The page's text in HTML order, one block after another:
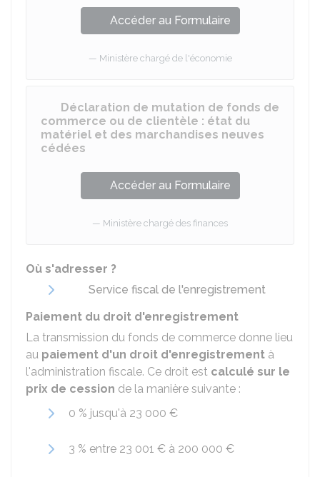
Accéder au Formulaire
Ministère chargé de l'économie
Déclaration de mutation de fonds de
commerce ou de clientèle : état du
matériel et des marchandises neuves
cédées
Accéder au Formulaire
Ministère chargé des finances
Où s'adresser ?
Service fiscal de l'enregistrement
Paiement du droit d'enregistrement
La transmission du fonds de commerce donne lieu
au paiement d'un droit d'enregistrement à
l'administration fiscale. Ce droit est calculé sur le
prix de cession de la manière suivante :
0 % jusqu'à 23 000 €
3 % entre 23 001 € à 200 000 €